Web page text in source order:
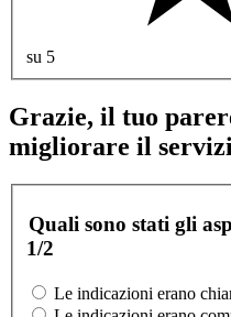
su 5
Grazie, il tuo
migliorare il
Quali sono stati gli
1/2
Le indicazioni erano